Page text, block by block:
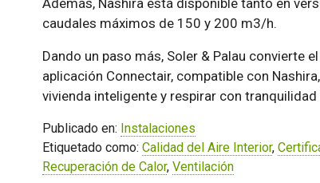
Además, Nashira está disponible tanto en
caudales máximos de 150 y 200 m3/h.
Dando un paso más, Soler & Palau convierte
aplicación Connectair, compatible con
vivienda inteligente y respirar con
Publicado en: Instalaciones
Etiquetado como: Calidad del Aire Interior,
Recuperación de Calor, Ventilación